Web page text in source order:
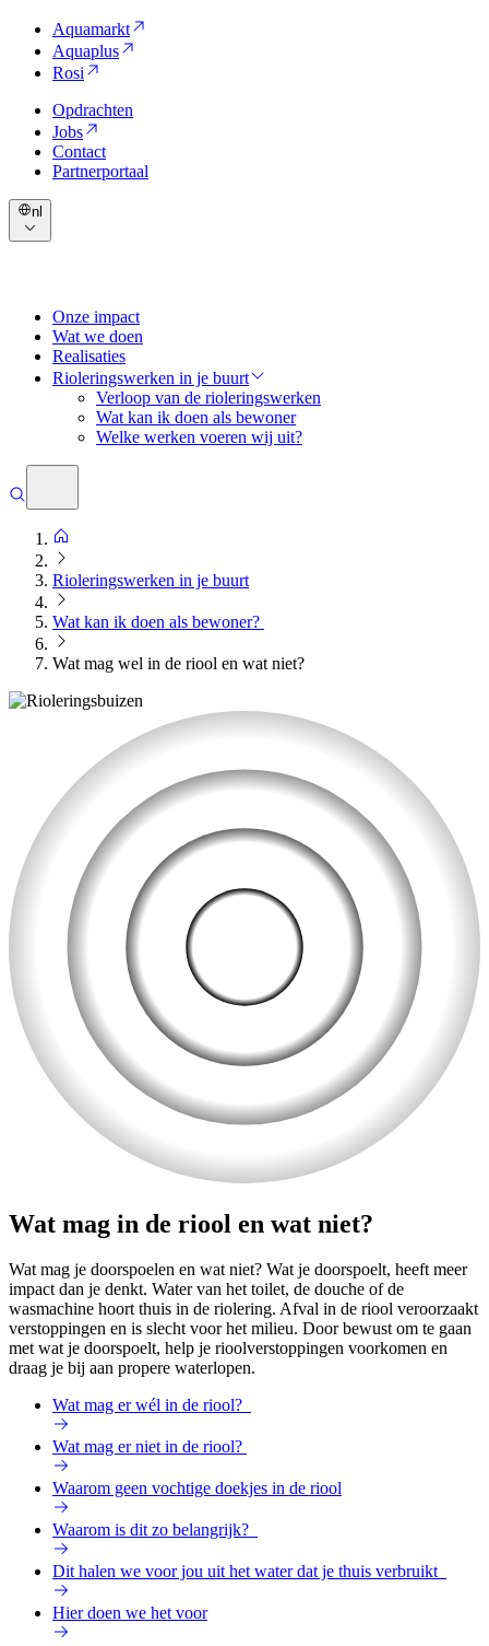
Aquamarkt
Aquaplus
Rosi
Opdrachten
Jobs
Contact
Partnerportaal
nl
Onze impact
Wat we doen
Realisaties
Rioleringswerken in je buurt
Verloop van de rioleringswerken
Wat kan ik doen als bewoner
Welke werken voeren wij uit?
Rioleringswerken in je buurt
Wat kan ik doen als bewoner?
Wat mag wel in de riool en wat niet?
Wat mag in de riool en wat niet?
Wat mag je doorspoelen en wat niet? Wat je doorspoelt, heeft meer
impact dan je denkt. Water van het toilet, de douche of de
wasmachine hoort thuis in de riolering. Afval in de riool veroorzaakt
verstoppingen en is slecht voor het milieu. Door bewust om te gaan
met wat je doorspoelt, help je rioolverstoppingen voorkomen en
draag je bij aan propere waterlopen.
Wat mag er wél in de riool?
Wat mag er niet in de riool?
Waarom geen vochtige doekjes in de riool
Waarom is dit zo belangrijk?
Dit halen we voor jou uit het water dat je thuis verbruikt
Hier doen we het voor